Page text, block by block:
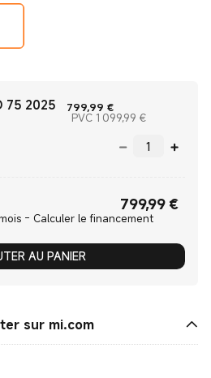
75 2025
799,99 €Current Price
PVC 1 099,99 €Prix de
799,99 €
- Calculer le financement
AU PANIER
sur mi.com